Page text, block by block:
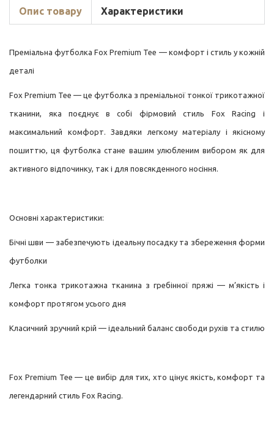
Опис товару Характеристики
Преміальна футболка Fox Premium Tee — комфорт і стиль у кожній
деталі
Fox Premium Tee — це футболка з преміальної тонкої трикотажної
тканини, яка поєднує в собі фірмовий стиль Fox Racing і
максимальний комфорт. Завдяки легкому матеріалу і якісному
пошиттю, ця футболка стане вашим улюбленим вибором як для
активного відпочинку, так і для повсякденного носіння.
Основні характеристики:
Бічні шви — забезпечують ідеальну посадку та збереження форми
футболки
Легка тонка трикотажна тканина з гребінної пряжі — м’якість і
комфорт протягом усього дня
Класичний зручний крій — ідеальний баланс свободи рухів та стилю
Fox Premium Tee — це вибір для тих, хто цінує якість, комфорт та
легендарний стиль Fox Racing.